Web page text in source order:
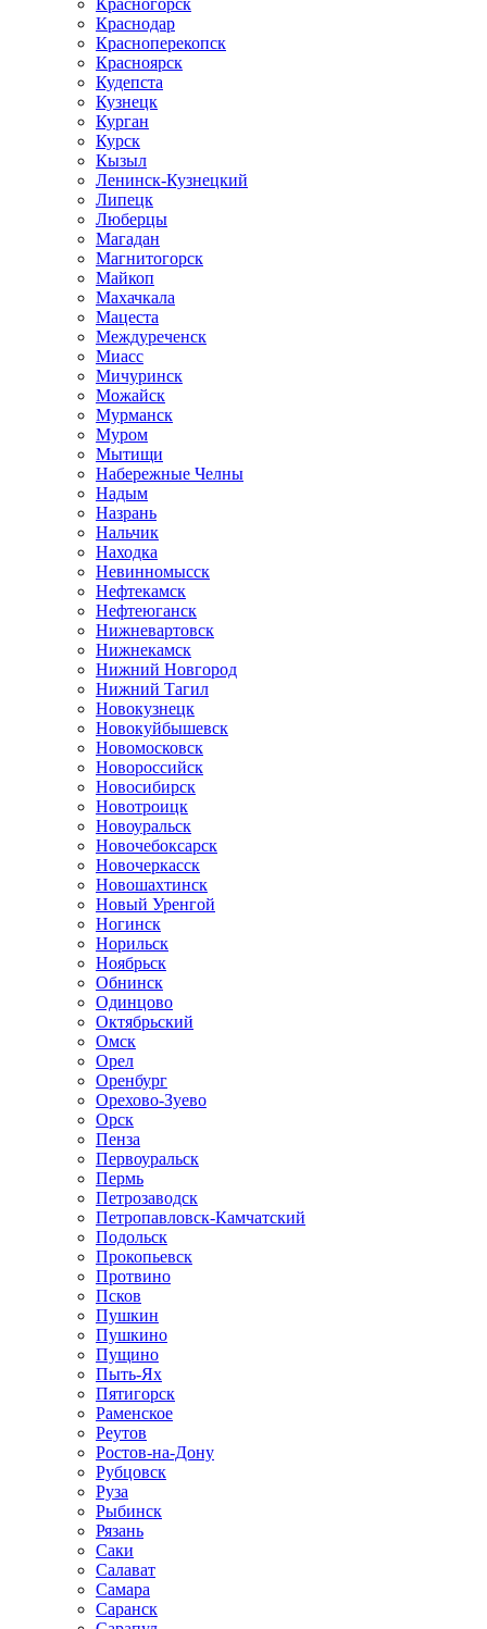
Красногорск
Краснодар
Красноперекопск
Красноярск
Кудепста
Кузнецк
Курган
Курск
Кызыл
Ленинск-Кузнецкий
Липецк
Люберцы
Магадан
Магнитогорск
Майкоп
Махачкала
Мацеста
Междуреченск
Миасс
Мичуринск
Можайск
Мурманск
Муром
Мытищи
Набережные Челны
Надым
Назрань
Нальчик
Находка
Невинномысск
Нефтекамск
Нефтеюганск
Нижневартовск
Нижнекамск
Нижний Новгород
Нижний Тагил
Новокузнецк
Новокуйбышевск
Новомосковск
Новороссийск
Новосибирск
Новотроицк
Новоуральск
Новочебоксарск
Новочеркасск
Новошахтинск
Новый Уренгой
Ногинск
Норильск
Ноябрьск
Обнинск
Одинцово
Октябрьский
Омск
Орел
Оренбург
Орехово-Зуево
Орск
Пенза
Первоуральск
Пермь
Петрозаводск
Петропавловск-Камчатский
Подольск
Прокопьевск
Протвино
Псков
Пушкин
Пушкино
Пущино
Пыть-Ях
Пятигорск
Раменское
Реутов
Ростов-на-Дону
Рубцовск
Руза
Рыбинск
Рязань
Саки
Салават
Самара
Саранск